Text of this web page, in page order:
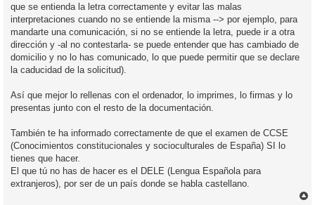
que se entienda la letra correctamente y evitar las malas
interpretaciones cuando no se entiende la misma --> por ejemplo, para
mandarte una comunicación, si no se entiende la letra, puede ir a otra
dirección y -al no contestarla- se puede entender que has cambiado de
domicilio y no lo has comunicado, lo que puede permitir que se declare
la caducidad de la solicitud).
Así que mejor lo rellenas con el ordenador, lo imprimes, lo firmas y lo
presentas junto con el resto de la documentación.
También te ha informado correctamente de que el examen de CCSE
(Conocimientos constitucionales y socioculturales de España) SI lo
tienes que hacer.
El que tú no has de hacer es el DELE (Lengua Española para
extranjeros), por ser de un país donde se habla castellano.